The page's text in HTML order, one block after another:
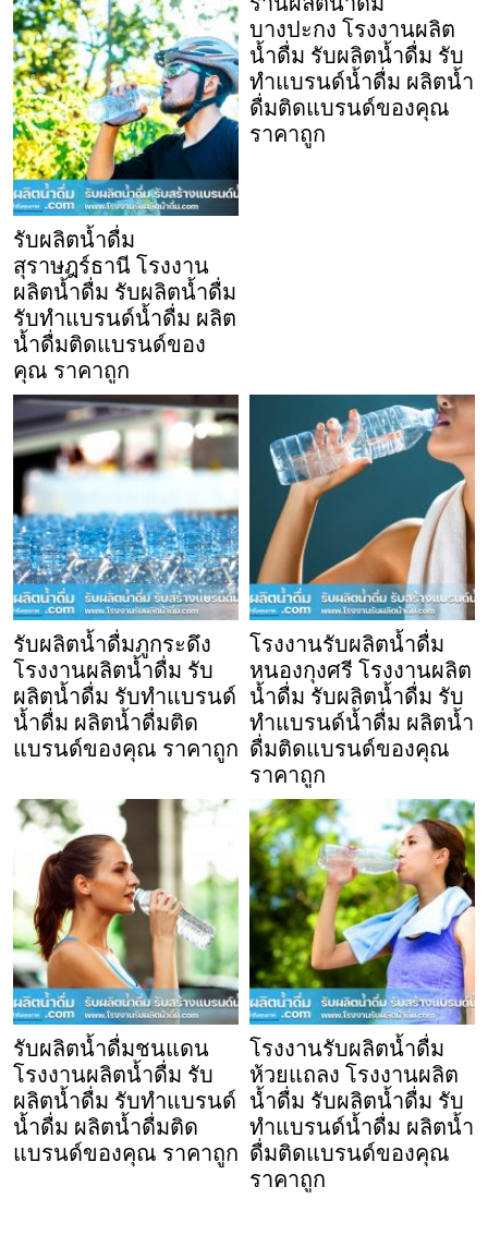
รับผลิตน้ำดื่ม
สุราษฎร์ธานี โรงงาน
ผลิตน้ำดื่ม รับผลิตน้ำดื่ม
รับทำแบรนด์น้ำดื่ม ผลิต
น้ำดื่มติดแบรนด์ของ
คุณ ราคาถูก
บางปะกง โรงงานผลิต
น้ำดื่ม รับผลิตน้ำดื่ม รับ
ทำแบรนด์น้ำดื่ม ผลิตน้ำ
ดื่มติดแบรนด์ของคุณ
ราคาถูก
รับผลิตน้ำดื่มภูกระดึง
โรงงานผลิตน้ำดื่ม รับ
ผลิตน้ำดื่ม รับทำแบรนด์
น้ำดื่ม ผลิตน้ำดื่มติด
แบรนด์ของคุณ ราคาถูก
โรงงานรับผลิตน้ำดื่ม
หนองกุงศรี โรงงานผลิต
น้ำดื่ม รับผลิตน้ำดื่ม รับ
ทำแบรนด์น้ำดื่ม ผลิตน้ำ
ดื่มติดแบรนด์ของคุณ
ราคาถูก
รับผลิตน้ำดื่มชนแดน
โรงงานผลิตน้ำดื่ม รับ
ผลิตน้ำดื่ม รับทำแบรนด์
น้ำดื่ม ผลิตน้ำดื่มติด
แบรนด์ของคุณ ราคาถูก
โรงงานรับผลิตน้ำดื่ม
ห้วยแถลง โรงงานผลิต
น้ำดื่ม รับผลิตน้ำดื่ม รับ
ทำแบรนด์น้ำดื่ม ผลิตน้ำ
ดื่มติดแบรนด์ของคุณ
ราคาถูก